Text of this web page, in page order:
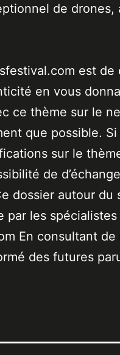
de drones,
est de
en vous
ce thème sur le
que possible.
sur le
de
dossier autour du
par les
En consultant
des futures